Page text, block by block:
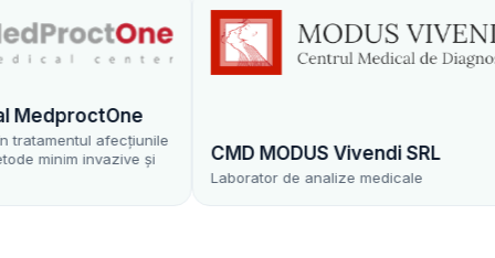
afecțiunile
invazive și
CMD MODUS Vivendi SRL
Laborator de analize medicale